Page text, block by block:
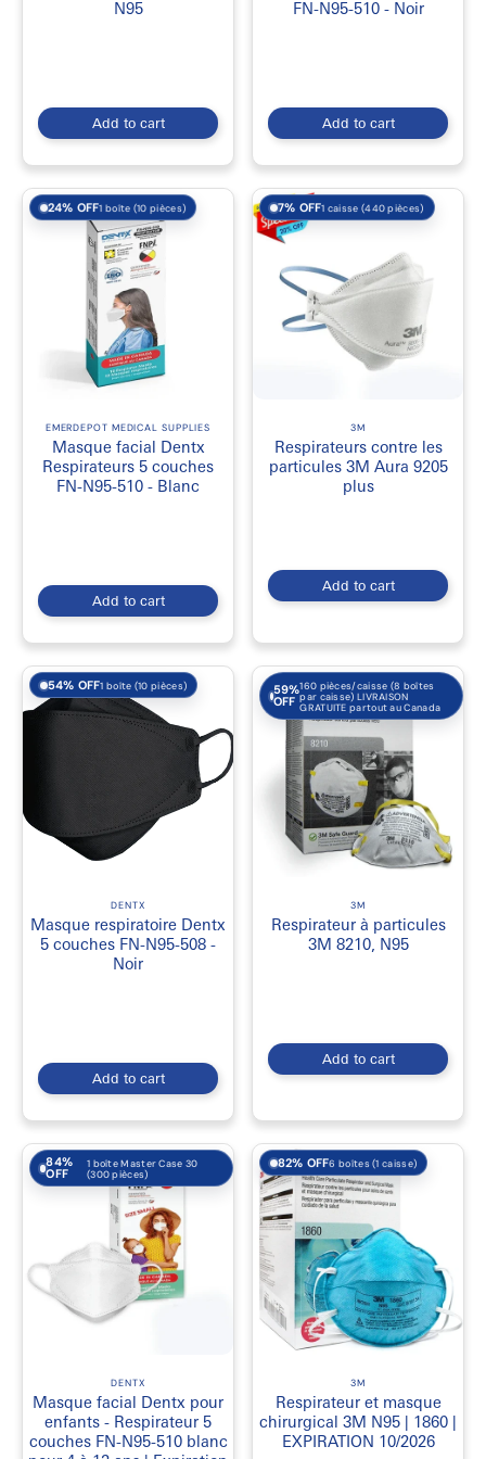
N95
Add to cart
FN-N95-510 - Noir
Add to cart
24% OFF1 boîte (10 pièces)
EMERDEPOT MEDICAL SUPPLIES
Masque facial Dentx
Respirateurs 5 couches
FN-N95-510 - Blanc
Add to cart
7% OFF1 caisse (440 pièces)
3M
Respirateurs contre les
particules 3M Aura 9205
plus
Add to cart
54% OFF1 boîte (10 pièces)
DENTX
Masque respiratoire Dentx
5 couches FN-N95-508 -
Noir
Add to cart
59%
OFF
160 pièces/caisse (8 boîtes
par caisse) LIVRAISON
GRATUITE partout au Canada
3M
Respirateur à particules
3M 8210, N95
Add to cart
84%
OFF
1 boîte Master Case 30
(300 pièces)
DENTX
Masque facial Dentx pour
enfants - Respirateur 5
couches FN-N95-510 blanc
82% OFF6 boîtes (1 caisse)
3M
Respirateur et masque
chirurgical 3M N95 | 1860 |
EXPIRATION 10/2026